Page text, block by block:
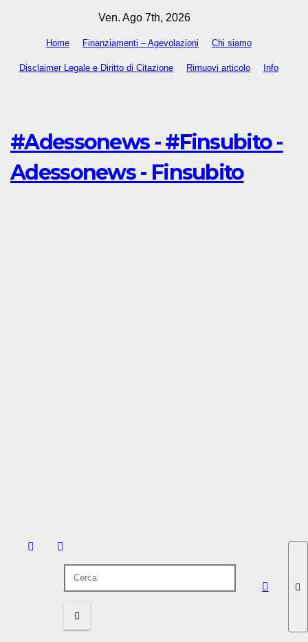
contenuto
Ven. Ago 7th, 2026
Home Finanziamenti – Agevolazioni Chi siamo
Disclaimer Legale e Diritto di Citazione Rimuovi articolo Info
#Adessonews - #Finsubito -
Adessonews - Finsubito